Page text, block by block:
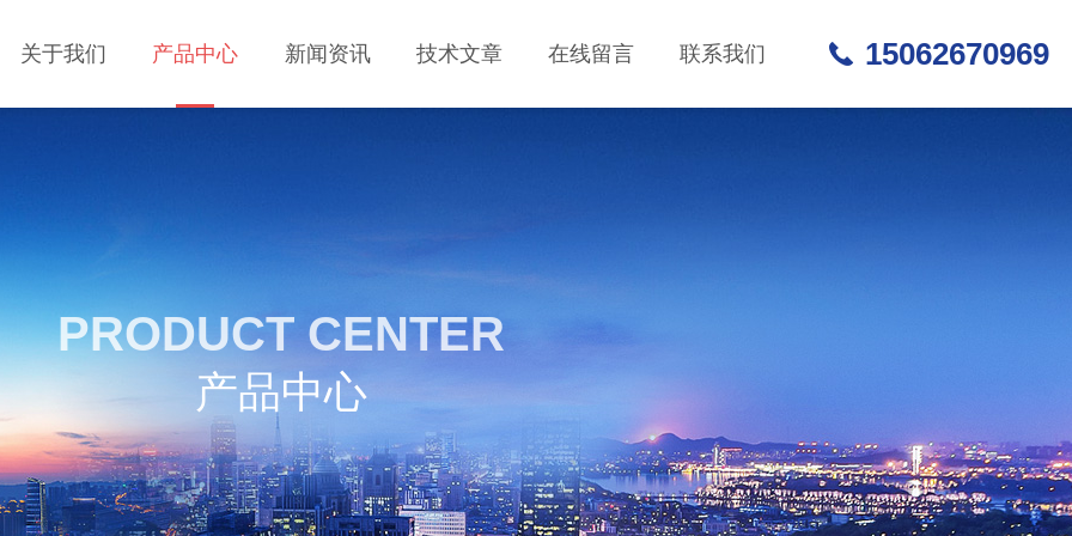
关于我们 产品中心 新闻资讯 技术文章 在线留言 联系我们 15062670969
PRODUCT CENTER
产品中心